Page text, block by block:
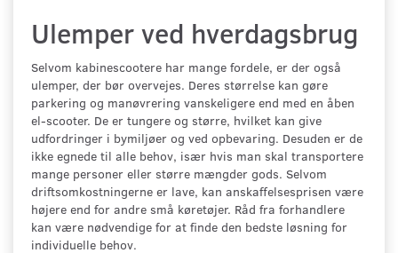
Ulemper ved hverdagsbrug
Selvom kabinescootere har mange fordele, er der også
ulemper, der bør overvejes. Deres størrelse kan gøre
parkering og manøvrering vanskeligere end med en åben
el-scooter. De er tungere og større, hvilket kan give
udfordringer i bymiljøer og ved opbevaring. Desuden er de
ikke egnede til alle behov, især hvis man skal transportere
mange personer eller større mængder gods. Selvom
driftsomkostningerne er lave, kan anskaffelsesprisen være
højere end for andre små køretøjer. Råd fra forhandlere
kan være nødvendige for at finde den bedste løsning for
individuelle behov.